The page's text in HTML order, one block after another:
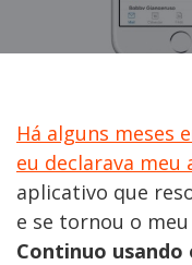
Há alguns meses
eu declarava meu
aplicativo que
e se tornou o
Continuo usando